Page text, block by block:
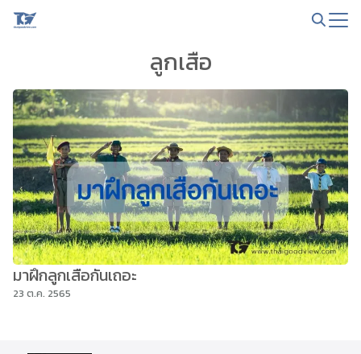
Skip
ลูกเสือ
มาฝึกลูกเสือกันเถอะ
23 ต.ค. 2565